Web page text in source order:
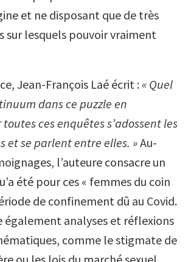
et ne disposant que de très
sur lesquels pouvoir vraiment
Jean-François Laé écrit : « Quel
dans ce puzzle en
ces enquêtes s’adossent les
et se parlent entre elles. »Au-
l’auteure consacre un
été pour ces « femmes du coin
de confinement dû au Covid.
également analyses et réflexions
comme le stigmate de